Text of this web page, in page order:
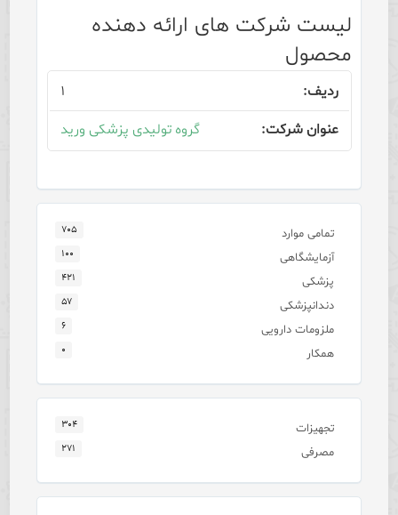
لیست شرکت های ارائه دهنده
محصول
۱
گروه تولیدی پزشکی ورید
تمامی موارد ۷۰۵
آزمایشگاهی ۱۰۰
پزشکی ۴۲۱
دندانپزشکی ۵۷
ملزومات دارویی ۶
همکار ۰
تجهیزات ۳۰۴
مصرفی ۲۷۱